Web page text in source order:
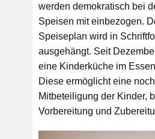
werden demokratisch bei
Speisen mit einbezogen.
Speiseplan wird in
ausgehängt. Seit
eine Kinderküche im
Diese ermöglicht eine
Mitbeteiligung der Kinder,
Vorbereitung und